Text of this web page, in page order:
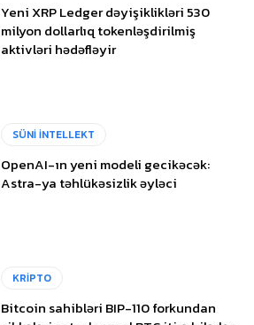
Yeni XRP Ledger dəyişiklikləri 530
milyon dollarlıq tokenləşdirilmiş
aktivləri hədəfləyir
SÜNİ İNTELLEKT
OpenAI-ın yeni modeli gecikəcək:
Astra-ya təhlükəsizlik əyləci
KRİPTO
Bitcoin sahibləri BIP-110 forkundan